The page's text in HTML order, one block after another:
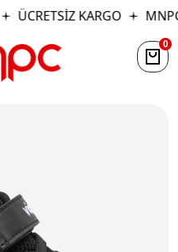
ÜCRETSİZ KARGO
0